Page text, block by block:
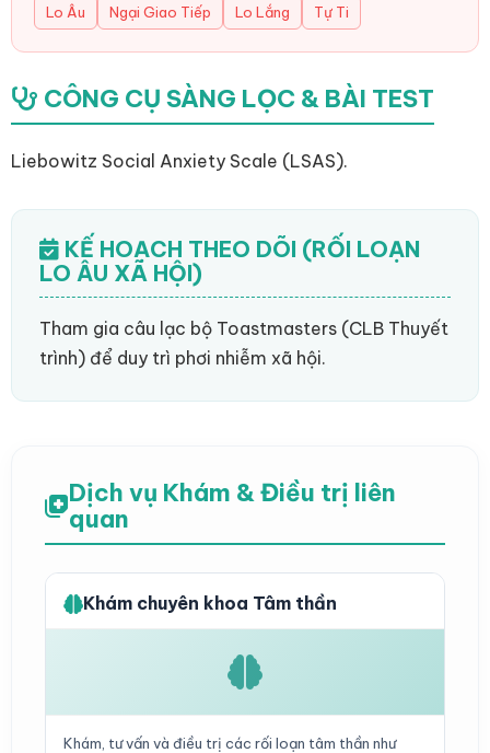
Lo Âu
Ngại Giao Tiếp Lo Lắng Tự Ti
CÔNG CỤ SÀNG LỌC & BÀI TEST
Liebowitz Social Anxiety Scale (LSAS).
KẾ HOẠCH THEO DÕI (RỐI LOẠN
LO ÂU XÃ HỘI)
Tham gia câu lạc bộ Toastmasters (CLB Thuyết
trình) để duy trì phơi nhiễm xã hội.
Dịch vụ Khám & Điều trị liên
quan
Khám chuyên khoa Tâm thần
Khám, tư vấn và điều trị các rối loạn tâm thần như